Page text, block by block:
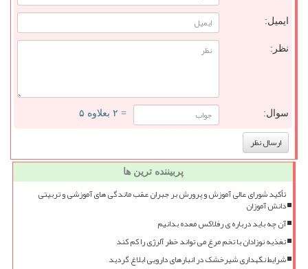
ایمیل:
نظر:
سوال: = ۲ بعلاوه ۵
پربیننده ترین ها
تأکید شورای عالی آموزش و پرورش بر جبران عقب ماندگی های آموزشی و تربیتی
دانش آموزان
آن چه باید درباره ی رفلاکس معده بدانیم
تغذیه نوزادان با تخم مرغ می تواند خطر آلرژی را کم کند
شرایط نگهداری شیرخشک در انبارهای دارویی ابلاغ گردید